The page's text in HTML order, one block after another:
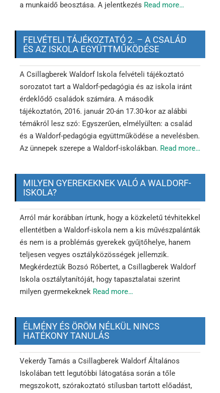
a munkaidő beosztása. A jelentkezés Read more…
FELVÉTELI TÁJÉKOZTATÓ 2. – A CSALÁD
ÉS AZ ISKOLA EGYÜTTMŰKÖDÉSE
A Csillagberek Waldorf Iskola felvételi tájékoztató
sorozatot tart a Waldorf-pedagógia és az iskola iránt
érdeklődő családok számára. A második
tájékoztatón, 2016. január 20-án 17.30-kor az alábbi
témákról lesz szó: Egyszerűen, elmélyülten: a család
és a Waldorf-pedagógia együttműködése a nevelésben.
Az ünnepek szerepe a Waldorf-iskolákban. Read more…
MILYEN GYEREKEKNEK VALÓ A WALDORF-
ISKOLA?
Arról már korábban írtunk, hogy a közkeletű tévhitekkel
ellentétben a Waldorf-iskola nem a kis művészpalánták
és nem is a problémás gyerekek gyűjtőhelye, hanem
teljesen vegyes osztályközösségek jellemzik.
Megkérdeztük Bozsó Róbertet, a Csillagberek Waldorf
Iskola osztálytanítóját, hogy tapasztalatai szerint
milyen gyermekeknek Read more…
ÉLMÉNY ÉS ÖRÖM NÉLKÜL NINCS
HATÉKONY TANULÁS
Vekerdy Tamás a Csillagberek Waldorf Általános
Iskolában tett legutóbbi látogatása során a tőle
megszokott, szórakoztató stílusban tartott előadást,